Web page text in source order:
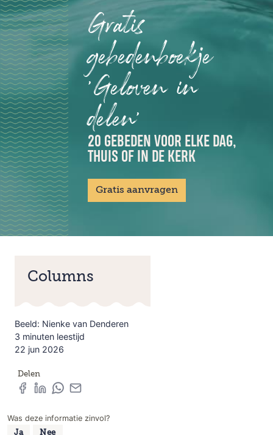
Gratis
gebedenboekje
'Geloven in
delen'
20 GEBEDEN VOOR ELKE DAG,
THUIS OF IN DE KERK
Gratis aanvragen
Columns
Beeld: Nienke van Denderen
3 minuten leestijd
22 jun 2026
Delen
Was deze informatie zinvol?
Ja Nee